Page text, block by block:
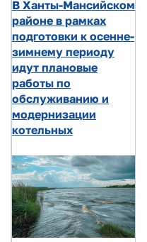
В Ханты-Мансийском
районе в рамках
подготовки к осенне-
зимнему периоду
идут плановые
работы по
обслуживанию и
модернизации
котельных